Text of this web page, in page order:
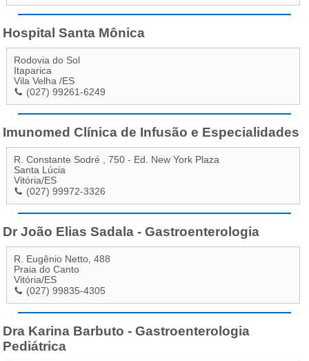
Hospital Santa Mônica
Rodovia do Sol
Itaparica
Vila Velha /ES
(027) 99261-6249
Imunomed Clínica de Infusão e Especialidades
R. Constante Sodré , 750 - Ed. New York Plaza
Santa Lúcia
Vitória/ES
(027) 99972-3326
Dr João Elias Sadala - Gastroenterologia
R. Eugênio Netto, 488
Praia do Canto
Vitória/ES
(027) 99835-4305
Dra Karina Barbuto - Gastroenterologia
Pediátrica